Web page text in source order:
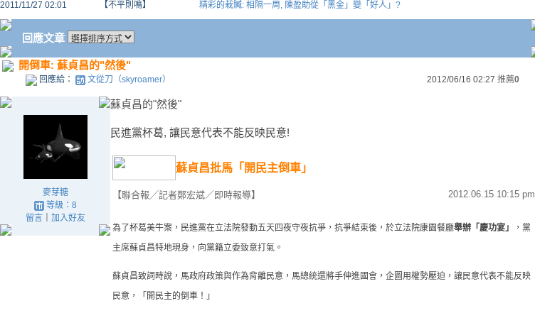
2011/11/27 02:01 【不平則鳴】 精彩的栽贓: 相隔一周, 陳盈助從「黑金」變「好人」?
回應文章
開倒車: 蘇貞昌的"然後"
回應給： 文從刀（skyroamer） 2012/06/16 02:27 推薦0
麥芽糖
等級：8
留言｜ 加入好友
蘇貞昌的"然後"
民進黨杯葛, 讓民意代表不能反映民意!
蘇貞昌批馬「開民主倒車」
【聯合報╱記者鄭宏斌／即時報導】 2012.06.15 10:15 pm
為了杯葛美牛案，民進黨在立法院發動五天四夜守夜抗爭，抗爭結束後，於立法院康園餐廳舉辦「慶功宴」
，黨
主席蘇貞昌特地現身，向黨籍立委致意打氣。
蘇貞昌致詞時說，馬政府政策與作為背離民意，馬總統還將手伸進國會，企圖用權勢壓迫，讓民意代表不能反映
民意，「開民主的倒車！」